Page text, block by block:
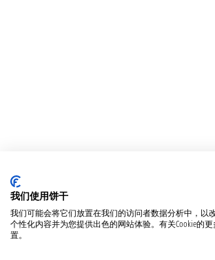
我们使用饼干
我们可能会将它们放置在我们的访问者数据分析中，以
个性化内容并为您提供出色的网站体验。有关Cookie的
置。